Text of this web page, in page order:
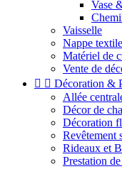
Vase
Vaisselle
Nappe textile
Matériel de
Vente de
  Décoration &
Allée
Décor de
Décoration
Revêtement
Rideaux et
Prestation